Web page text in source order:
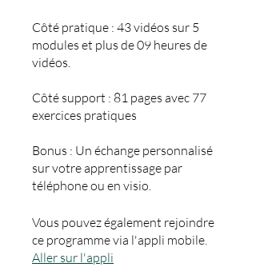
Côté pratique : 43 vidéos sur 5
modules et plus de 09 heures de
vidéos.
Côté support : 81 pages avec 77
exercices pratiques
Bonus : Un échange personnalisé
sur votre apprentissage par
téléphone ou en visio.
Vous pouvez également rejoindre
ce programme via l'appli mobile.
Aller sur l'appli